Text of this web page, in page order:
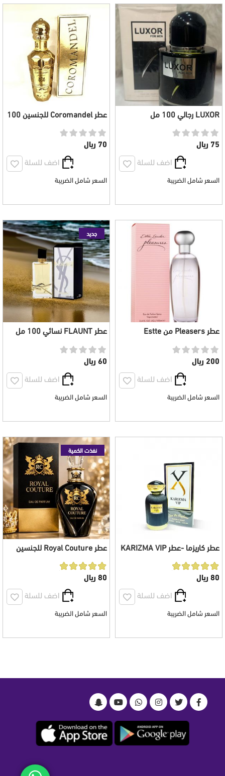
LUXOR رجالي 100 مل
75 ريال
اضف للسلة
السعر شامل الضريبة
عطر Coromandel للجنسين 100
70 ريال
اضف للسلة
السعر شامل الضريبة
عطر Pleasers من Estte
200 ريال
اضف للسلة
السعر شامل الضريبة
جديد
عطر FLAUNT نسائي 100 مل
60 ريال
اضف للسلة
السعر شامل الضريبة
عطر كاريزما -عطر KARIZMA VIP
80 ريال
اضف للسلة
السعر شامل الضريبة
نفذت الكمية
عطر Royal Couture للجنسين
80 ريال
اضف للسلة
السعر شامل الضريبة